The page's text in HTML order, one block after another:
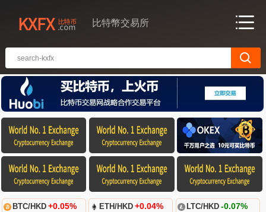
比特幣交易所
BTC/HKD +0.05% ETH/HKD +0.04% LTC/HKD -0.07%